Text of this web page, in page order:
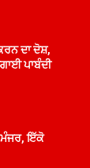
ਦਾ ਦੋਸ਼,
ਪਾਬੰਦੀ
ਮੰਜਰ, ਇੱਕੋ